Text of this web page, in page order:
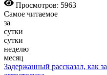
Просмотров: 5963
Самое читаемое
за
сутки
сутки
неделю
месяц
Задержанный рассказал, как